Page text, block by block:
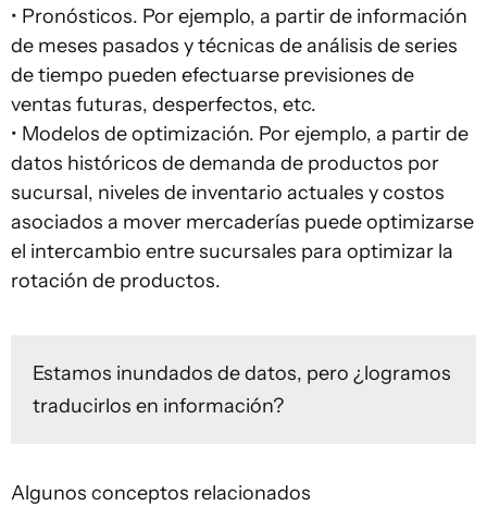
• Pronósticos. Por ejemplo, a partir de información
de meses pasados y técnicas de análisis de series
de tiempo pueden efectuarse previsiones de
ventas futuras, desperfectos, etc.
• Modelos de optimización. Por ejemplo, a partir de
datos históricos de demanda de productos por
sucursal, niveles de inventario actuales y costos
asociados a mover mercaderías puede optimizarse
el intercambio entre sucursales para optimizar la
rotación de productos.
Estamos inundados de datos, pero ¿logramos
traducirlos en información?
Algunos conceptos relacionados